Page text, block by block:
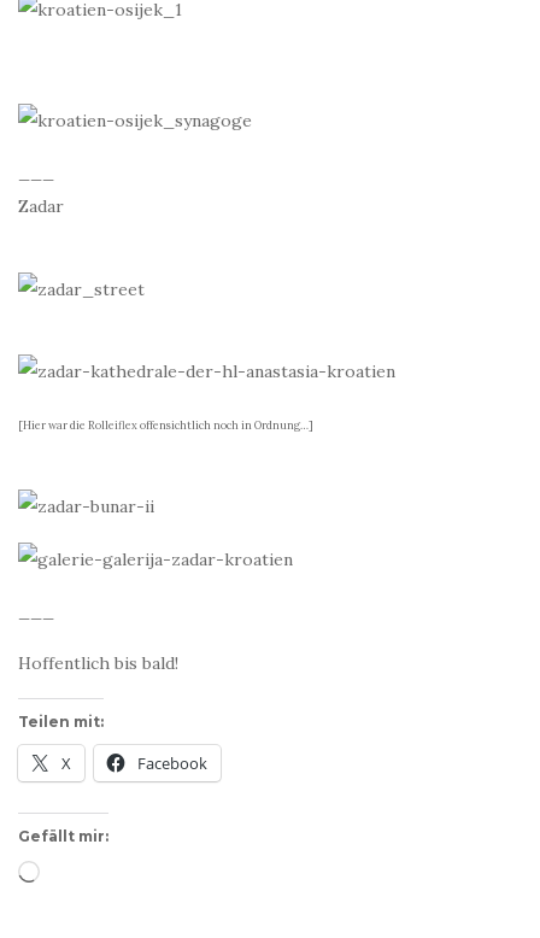
Zadar
[Hier war die Rolleiflex offensichtlich noch in Ordnung…]
Hoffentlich bis bald!
Teilen mit:
X Facebook
Gefällt mir:
Wird